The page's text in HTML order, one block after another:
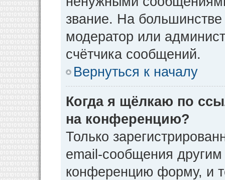
звание. На
модератор или
счётчика сообщений.
Вернуться к началу
Когда я щёлкаю по
на конференцию?
Только
email-сообщения
конференцию форму, и